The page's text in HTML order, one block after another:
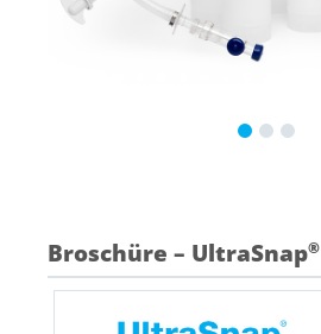
Broschüre – UltraSnap®